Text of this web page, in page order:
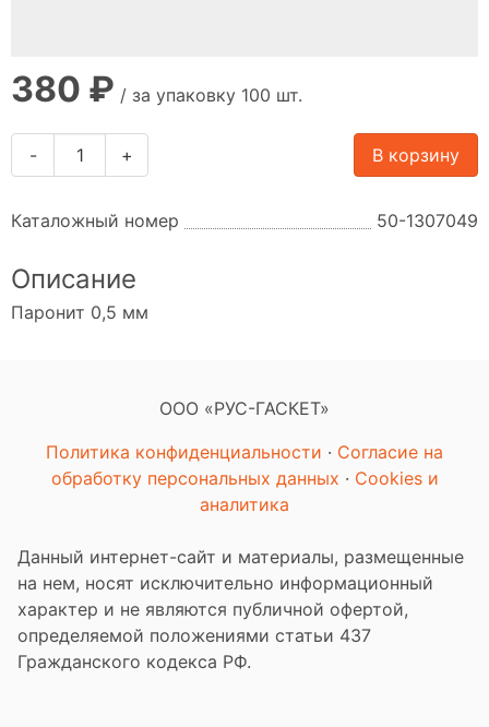
380 ₽ / за упаковку 100 шт.
- + В корзину
Каталожный номер 50-1307049
Описание
Паронит 0,5 мм
ООО «РУС-ГАСКЕТ»
Политика конфиденциальности · Согласие на
обработку персональных данных · Cookies и
аналитика
Данный интернет-сайт и материалы, размещенные
на нем, носят исключительно информационный
характер и не являются публичной офертой,
определяемой положениями статьи 437
Гражданского кодекса РФ.